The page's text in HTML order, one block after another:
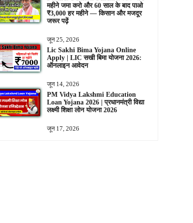
महीने जमा करो और 60 साल के बाद पाओ
₹3,000 हर महीने — किसान और मजदूर
जरूर पढ़ें
जून 25, 2026
Lic Sakhi Bima Yojana Online
Apply | LIC सखी बिमा योजना 2026:
ऑनलाइन आवेदन
जून 14, 2026
PM Vidya Lakshmi Education
Loan Yojana 2026 | प्रधानमंत्री विद्या
लक्ष्मी शिक्षा लोन योजना 2026
जून 17, 2026